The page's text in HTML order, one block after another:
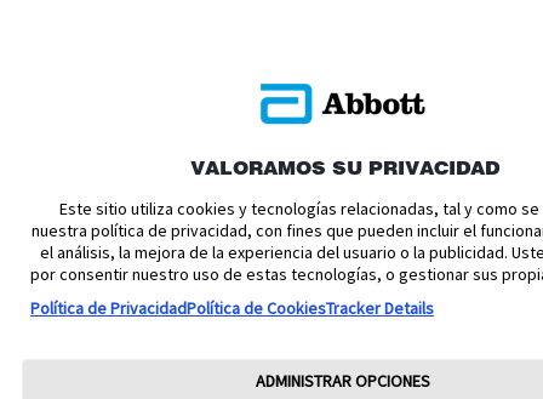
VALORAMOS SU PRIVACIDAD
Este sitio utiliza cookies y tecnologías relacionadas, tal y como
nuestra política de privacidad, con fines que pueden incluir el
el análisis, la mejora de la experiencia del usuario o la publicidad.
por consentir nuestro uso de estas tecnologías, o gestionar sus
Política de PrivacidadPolítica de CookiesTracker Details
ADMINISTRAR OPCIONES